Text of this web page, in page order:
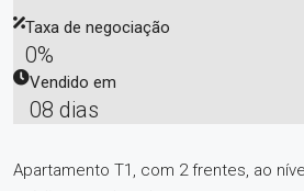
Taxa de negociação
0%
Vendido em
08 dias
Apartamento T1, com 2 frentes, ao